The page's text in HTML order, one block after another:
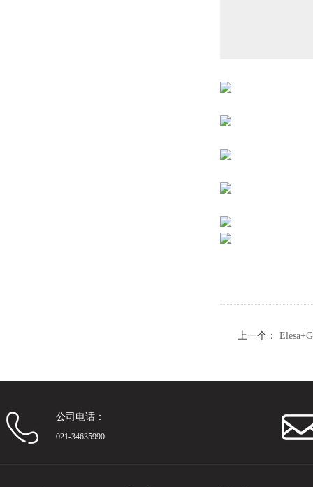
上一个：
公司电话：
021-34635990